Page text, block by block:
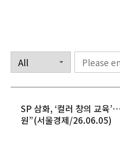
SP 삼화, ‘컬러 창의 교육
원”(서울경제/26.06.05)